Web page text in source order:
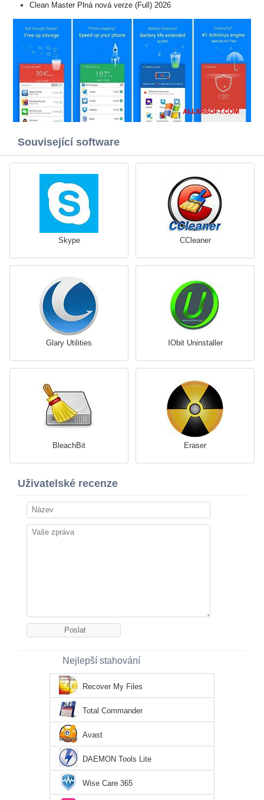
Clean Master Plná nová verze (Full) 2026
Související software
Skype CCleaner
Glary Utilities IObit Uninstaller
BleachBit Eraser
Uživatelské recenze
Nejlepší stahování
Recover My Files
Total Commander
Avast
DAEMON Tools Lite
Wise Care 365